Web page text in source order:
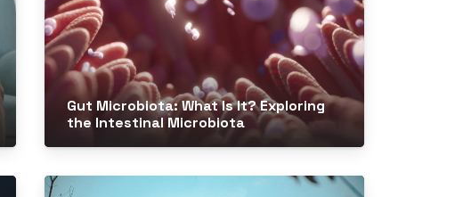
Gut Microbiota: What Is It? Exploring
the Intestinal Microbiota